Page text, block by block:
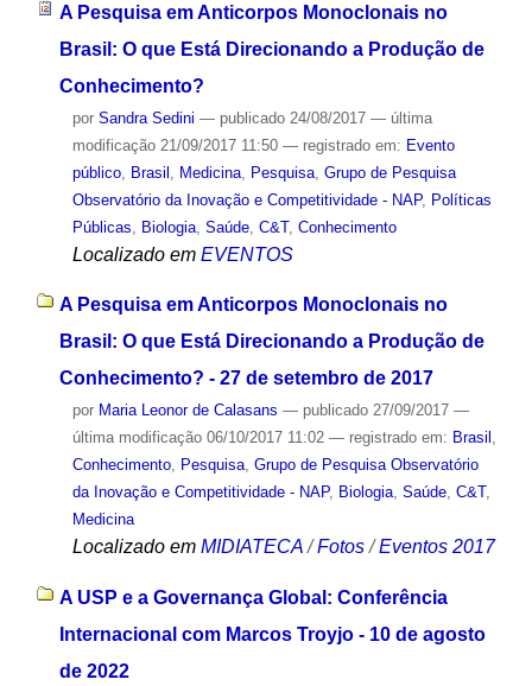
A Pesquisa em Anticorpos Monoclonais no
Brasil: O que Está Direcionando a Produção de
Conhecimento?
por Sandra Sedini — publicado24/08/2017 — última
modificação21/09/2017 11:50 — registrado em: Evento
público, Brasil Medicina, Pesquisa, Grupo de Pesquisa
Observatório da Inovação e Competitividade - NAP, Políticas
Públicas
Biologia, Saúde, C&T, Conhecimento
Localizado em EVENTOS
A Pesquisa em Anticorpos Monoclonais no
Brasil: O que Está Direcionando a Produção de
Conhecimento? - 27 de setembro de 2017
por Maria Leonor de Calasans — publicado27/09/2017 —
última modificação06/10/2017 11:02 — registrado em: Brasil ,
Conhecimento, Pesquisa, Grupo de Pesquisa Observatório
da Inovação e Competitividade - NAP, Biologia, Saúde, C&T,
Medicina
Localizado em MIDIATECA /Fotos /Eventos 2017
A USP e a Governança Global: Conferência
Internacional com Marcos Troyjo - 10 de agosto
de 2022